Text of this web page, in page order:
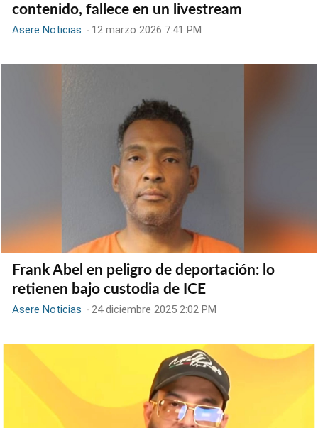
contenido, fallece en un livestream
Asere Noticias - 12 marzo 2026 7:41 PM
Frank Abel en peligro de deportación: lo
retienen bajo custodia de ICE
Asere Noticias -24 diciembre 2025 2:02 PM